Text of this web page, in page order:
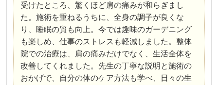
受けたところ、驚くほど肩の痛みが和らぎまし
た。施術を重ねるうちに、全身の調子が良くな
り、睡眠の質も向上。今では趣味のガーデニング
も楽しめ、仕事のストレスも軽減しました。整体
院での治療は、肩の痛みだけでなく、生活全体を
改善してくれました。先生の丁寧な説明と施術の
おかげで、自分の体のケア方法も学べ、日々の生